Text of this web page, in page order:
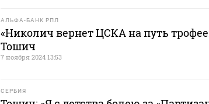
АЛЬФА-БАНК РПЛ
«Николич вернет ЦСКА на путь
Тошич
7 ноября 2024 13:53
СЕРБИЯ